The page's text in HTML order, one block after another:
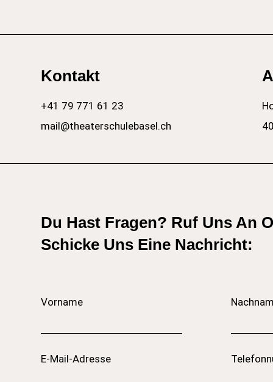
Kontakt
+41 79 771 61 23
mail@theaterschulebasel.ch
Du Hast Fragen? Ruf Uns An
Schicke Uns Eine Nachricht:
Vorname
E-Mail-Adresse